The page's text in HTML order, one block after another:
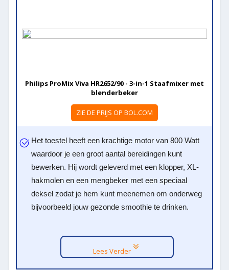
Philips ProMix Viva HR2652/90 - 3-in-1 Staafmixer met
blenderbeker
ZIE DE PRIJS OP BOL.COM
Het toestel heeft een krachtige motor van 800 Watt
waardoor je een groot aantal bereidingen kunt
bewerken. Hij wordt geleverd met een klopper, XL-
hakmolen en een mengbeker met een speciaal
deksel zodat je hem kunt meenemen om onderweg
bijvoorbeeld jouw gezonde smoothie te drinken.
Lees Verder